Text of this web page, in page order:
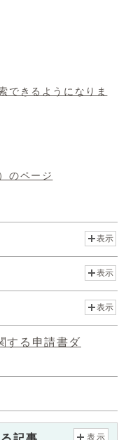
できるようになりま
のページ
表示
表示
表示
する申請書ダ
表示